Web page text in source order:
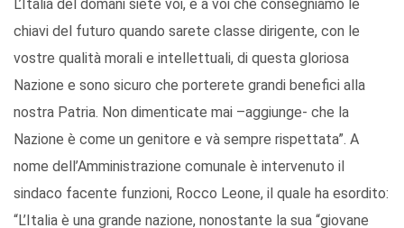
L’Italia del domani siete voi, e a voi che consegniamo le
chiavi del futuro quando sarete classe dirigente, con le
vostre qualità morali e intellettuali, di questa gloriosa
Nazione e sono sicuro che porterete grandi benefici alla
nostra Patria. Non dimenticate mai –aggiunge- che la
Nazione è come un genitore e và sempre rispettata”. A
nome dell’Amministrazione comunale è intervenuto il
sindaco facente funzioni, Rocco Leone, il quale ha esordito:
“L’Italia è una grande nazione, nonostante la sua “giovane